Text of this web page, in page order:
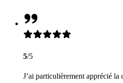
5/5
J’ai particulièrement apprécié